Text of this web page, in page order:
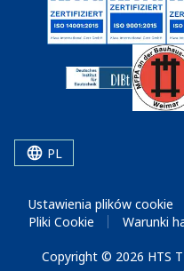
PL
Ustawienia plików cookie
Pliki Cookie
Warunki
Copyright © 2026 HTS